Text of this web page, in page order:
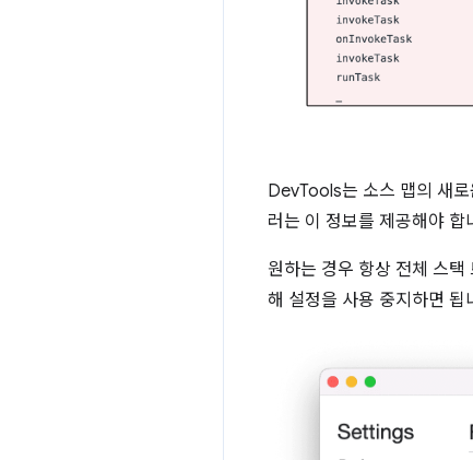
DevTools는 소스 맵의 새로
러는 이 정보를 제공해야 합
원하는 경우 항상 전체 스택
해 설정을 사용 중지하면 됩